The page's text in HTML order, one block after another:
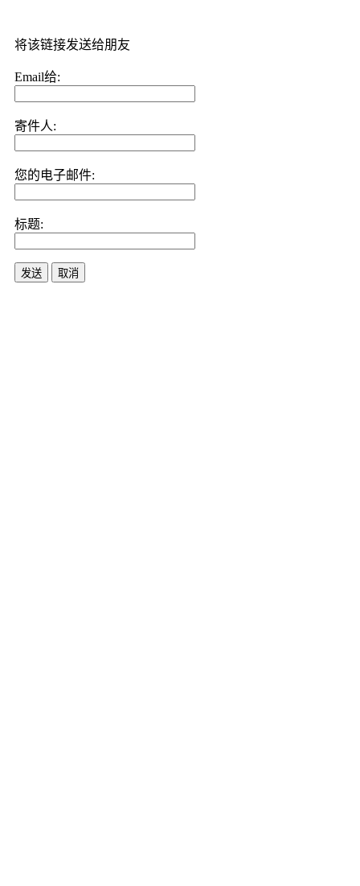
将该链接发送给朋友
Email给:
寄件人:
您的电子邮件:
标题:
发送 取消